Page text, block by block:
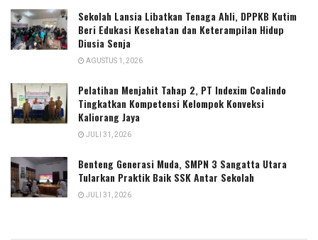
Sekolah Lansia Libatkan Tenaga Ahli, DPPKB Kutim
Beri Edukasi Kesehatan dan Keterampilan Hidup
Diusia Senja
AGUSTUS 1, 2026
Pelatihan Menjahit Tahap 2, PT Indexim Coalindo
Tingkatkan Kompetensi Kelompok Konveksi
Kaliorang Jaya
JULI 31, 2026
Benteng Generasi Muda, SMPN 3 Sangatta Utara
Tularkan Praktik Baik SSK Antar Sekolah
JULI 31, 2026